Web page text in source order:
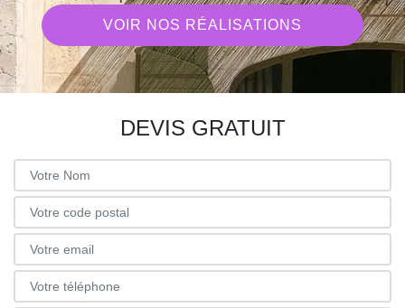
VOIR NOS RÉALISATIONS
DEVIS GRATUIT